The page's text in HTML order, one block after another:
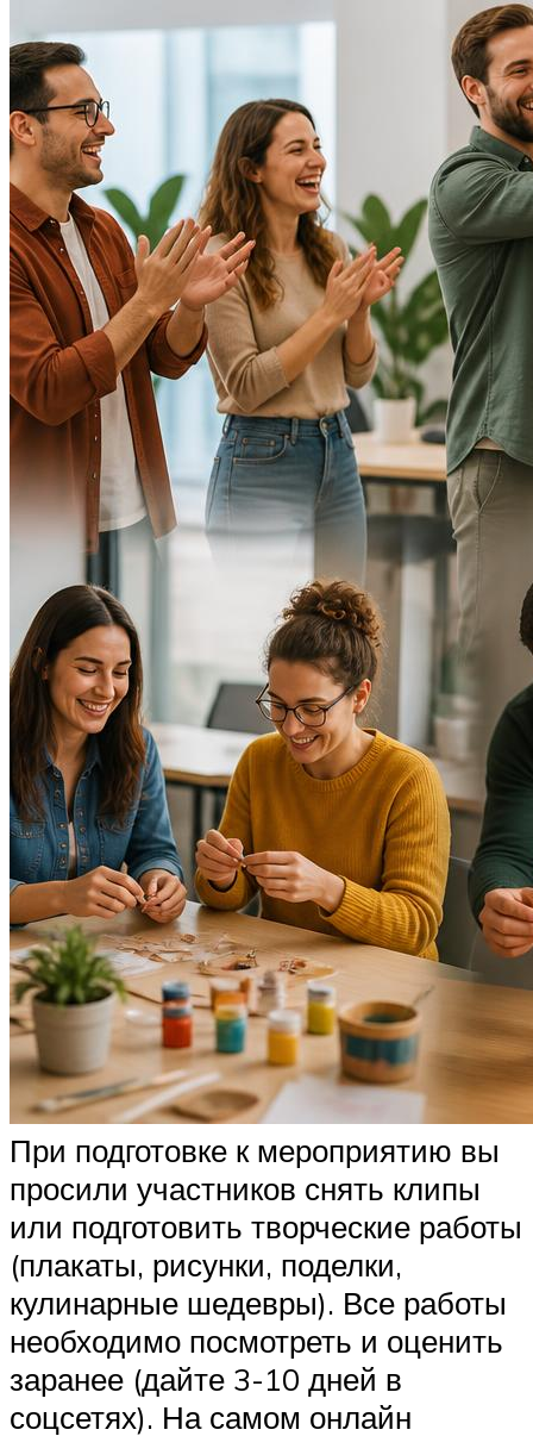
При подготовке к мероприятию вы
просили участников снять клипы
или подготовить творческие работы
(плакаты, рисунки, поделки,
кулинарные шедевры). Все работы
необходимо посмотреть и оценить
заранее (дайте 3-10 дней в
соцсетях). На самом онлайн